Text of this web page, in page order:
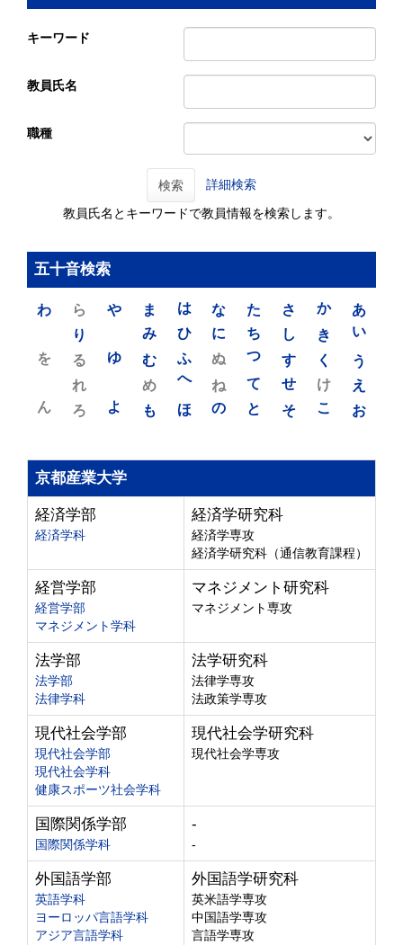
キーワード
教員氏名
職種
検索 詳細検索
教員氏名とキーワードで教員情報を検索します。
五十音検索
あ
い
う
え
お
か
き
く
け
こ
さ
し
す
せ
そ
た
ち
つ
て
と
な
に
ぬ
ね
の
は
ひ
ふ
へ
ほ
ま
み
む
め
も
や
ゆ
よ
ら
り
る
れ
ろ
わ
を
ん
京都産業大学
経済学部
経済学科
経済学研究科
経済学専攻
経済学研究科（通信教育課程）
経営学部
経営学部
マネジメント学科
マネジメント研究科
マネジメント専攻
法学部
法学部
法律学科
法学研究科
法律学専攻
法政策学専攻
現代社会学部
現代社会学部
現代社会学科
健康スポーツ社会学科
現代社会学研究科
現代社会学専攻
国際関係学部
国際関係学科
-
-
外国語学部
英語学科
ヨーロッパ言語学科
アジア言語学科
外国語学研究科
英米語学専攻
中国語学専攻
言語学専攻